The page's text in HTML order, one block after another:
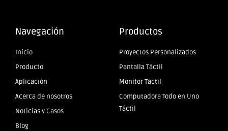
Navegación
Inicio
Producto
Aplicación
Acerca de nosotros
Noticias y Casos
Blog
Productos
Proyectos Personalizados
Pantalla Táctil
Monitor Táctil
Computadora Todo en Uno
Táctil